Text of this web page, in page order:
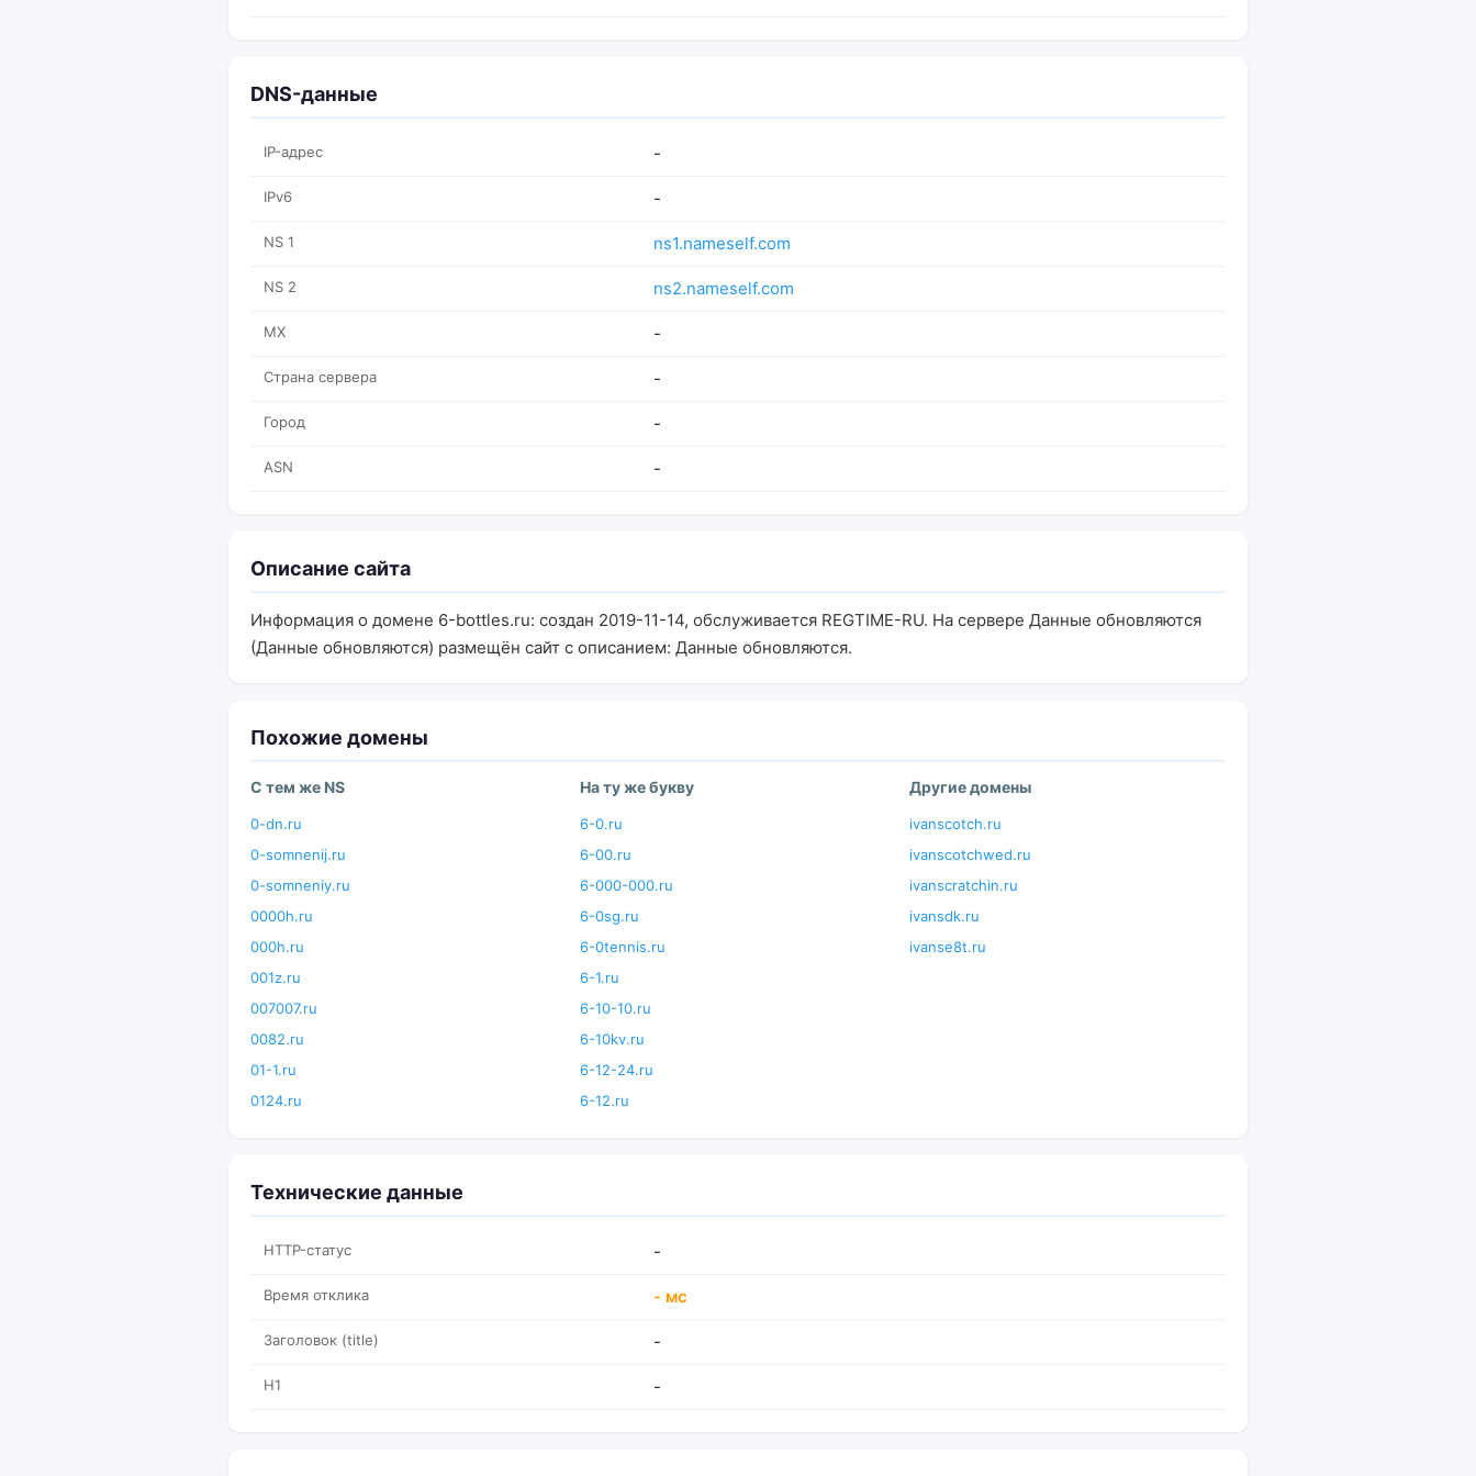
DNS-данные
IP-адрес -
IPv6 -
NS 1 ns1.nameself.com
NS 2 ns2.nameself.com
MX -
Страна сервера -
Город -
ASN -
Описание сайта
Информация о домене 6-bottles.ru: создан 2019-11-14, обслуживается REGTIME-RU. На сервере Данные обновляются
(Данные обновляются) размещён сайт с описанием: Данные обновляются.
Похожие домены
С тем же NS
0-dn.ru
0-somnenij.ru
0-somneniy.ru
0000h.ru
000h.ru
001z.ru
007007.ru
0082.ru
01-1.ru
0124.ru
На ту же букву
6-0.ru
6-00.ru
6-000-000.ru
6-0sg.ru
6-0tennis.ru
6-1.ru
6-10-10.ru
6-10kv.ru
6-12-24.ru
6-12.ru
Другие домены
ivanscotch.ru
ivanscotchwed.ru
ivanscratchin.ru
ivansdk.ru
ivanse8t.ru
Технические данные
HTTP-статус -
Время отклика - мс
Заголовок (title) -
H1 -